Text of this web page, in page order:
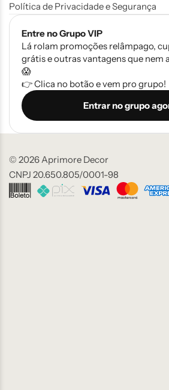
Política de Privacidade e Segurança
Entre no Grupo VIP
Lá rolam promoções relâmpago,
grátis e outras vantagens que nem
😱
👉 Clica no botão e vem pro grupo!
Entrar no grupo
© 2026 Aprimore Decor
CNPJ 20.650.805/0001-98